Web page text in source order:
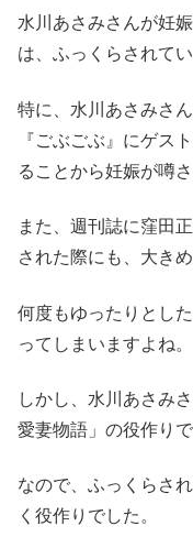
水川あさみさんが妊
は、ふっくらされて
特に、水川あさみさ
『ごぶごぶ』にゲス
ることから妊娠が噂
また、週刊誌に窪田
された際にも、大き
何度もゆったりとし
ってしまいますよね。
しかし、水川あさみ
愛妻物語」の役作り
なので、ふっくらさ
く役作りでした。